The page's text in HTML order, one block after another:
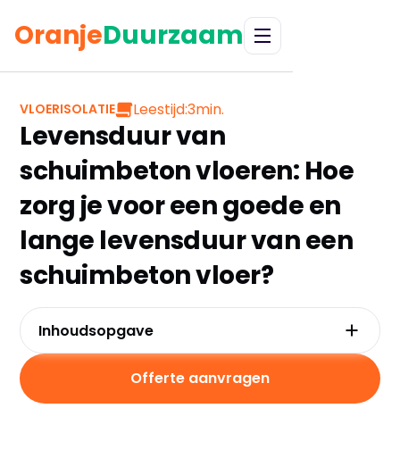
OranjeDuurzaam
VLOERISOLATIE Leestijd:3min.
Levensduur van
schuimbeton vloeren: Hoe
zorg je voor een goede en
lange levensduur van een
schuimbeton vloer?
Inhoudsopgave
Regelmatige inspectie
Reiniging
Offerte aanvragen